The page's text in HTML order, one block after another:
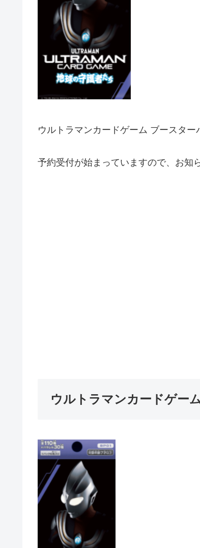
ウルトラマンカードゲーム ブースター
予約受付が始まっていますので、お知
ウルトラマンカードゲー